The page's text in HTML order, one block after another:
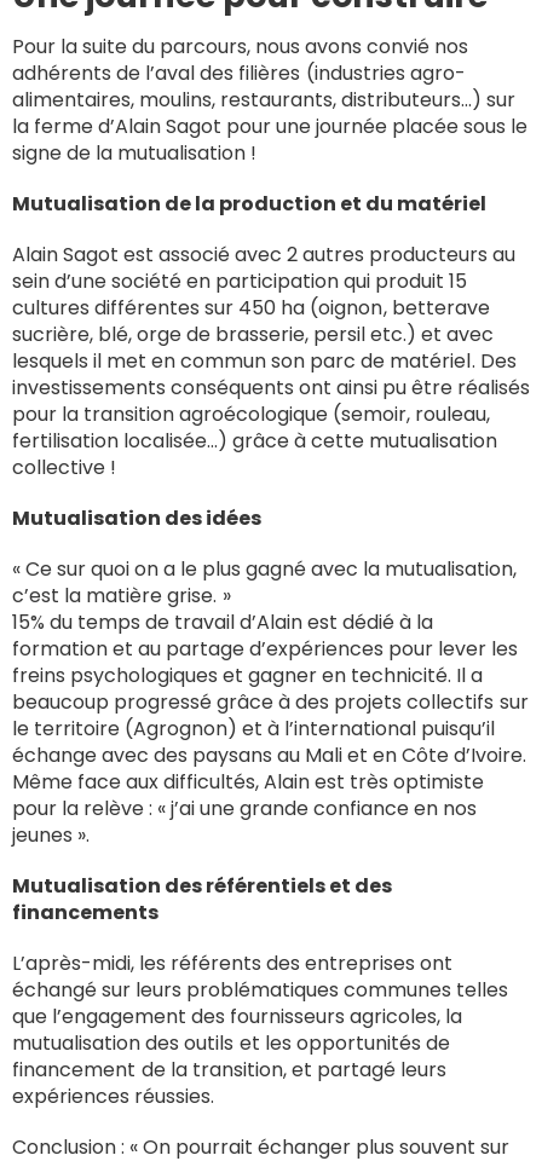
Pour la suite du parcours, nous avons convié nos
adhérents de l’aval des filières (industries agro-
alimentaires, moulins, restaurants, distributeurs…) sur
la ferme d’Alain Sagot pour une journée placée sous le
signe de la mutualisation !
Mutualisation de la production et du matériel
Alain Sagot est associé avec 2 autres producteurs au
sein d’une société en participation qui produit 15
cultures différentes sur 450 ha (oignon , betterave
sucrière, blé, orge de brasserie, persil etc.) et avec
lesquels il met en commun son parc de matériel . Des
investissements conséquents ont ainsi pu être réalisés
pour la transition agroécologique (semoir, rouleau,
fertilisation localisée…) grâce à cette mutualisation
collective !
Mutualisation des idées
« Ce sur quoi on a le plus gagné avec la mutualisation,
c’est la matière grise. »
15% du temps de travail d’Alain est dédié à la
formation et au partage d’expériences pour lever les
freins psychologiques et gagner en technicité. Il a
beaucoup progressé grâce à des projets collectifs sur
le territoire (Agrognon) et à l’international puisqu’il
échange avec des paysans au Mali et en Côte d’Ivoire.
Même face aux difficultés, Alain est très optimiste
pour la relève : « j’ai une grande confiance en nos
jeunes ».
Mutualisation des référentiels et des
financements
L’après-midi, les référents des entreprises ont
échangé sur leurs problématiques communes telles
que l’engagement des fournisseurs agricoles, la
mutualisation des outils et les opportunités de
financement de la transition, et partagé leurs
expériences réussies.
Conclusion : « On pourrait échanger plus souvent sur